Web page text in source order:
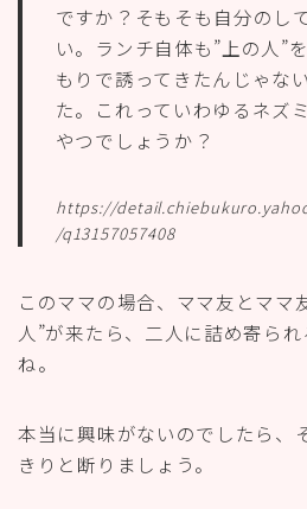
ですか？そもそも自分のし
い。ランチ自体も”上の人”
もりで誘ってきたんじゃな
た。これっていわゆるネズ
やつでしょうか？
https://
/q13157057408
このママの場合、ママ友とママ
人”が来たら、二人に詰め寄ら
ね。
本当に興味がないのでしたら、
きりと断りましょう。